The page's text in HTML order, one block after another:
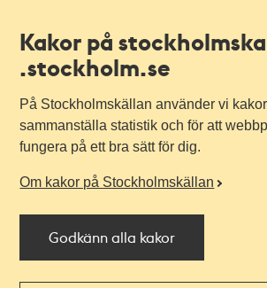
Kakor på
.stockholm.se
På Stockholmskällan använder vi
sammanställa statistik och för att
fungera på ett bra sätt för dig.
Om kakor på Stockholmskällan
Godkänn alla kakor